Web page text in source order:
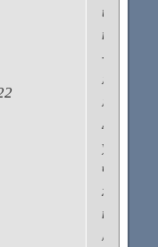
-
много.
А
что
люстра